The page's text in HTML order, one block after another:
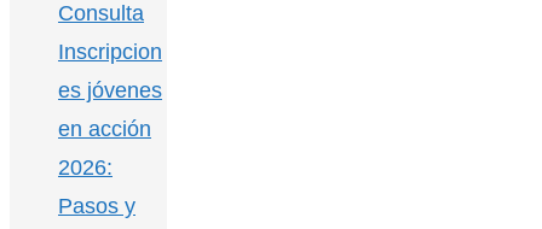
Consulta
Inscripcion
es jóvenes
en acción
2026:
Pasos y